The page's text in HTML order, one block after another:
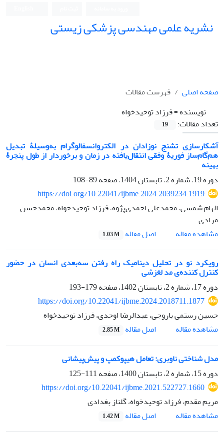
نشریه علمی مهندسی پزشکی زیستی
صفحه اصلی
فهرست مقالات
نویسنده =فرزاد توحیدخواه
تعداد مقالات:
19
آشکارسازی تشنج نوزادان در الکتروانسفالوگرام به‌وسیلۀ تبدیل
هم‌گام‌ساز فوریۀ وفقی انتقال‌یافته در زمان و برخوردار از طول پنجرۀ
بهینه
دوره 19، شماره 2، تابستان 1404، صفحه
89-108
https://doi.org/10.22041/ijbme.2024.2039234.1919
الهام شمسی، محمدعلی احمدی‌پژوه، فرزاد توحیدخواه، محمدحسن
مرادی
مشاهده مقاله
اصل مقاله 1.03 M
رویکرد نو در تحلیل دینامیک راه رفتن سه‌بعدی انسان در حضور
کنترل کننده‌ی مد لغزشی
دوره 17، شماره 2، تابستان 1402، صفحه
179-193
https://doi.org/10.22041/ijbme.2024.2018711.1877
حسین رستمی باروجی، عبدالرضا اوحدی، فرزاد توحیدخواه
مشاهده مقاله
اصل مقاله 2.85 M
مدل شناختی ناوبری: تعامل هیپوکمپ و پیش‌پیشانی
دوره 15، شماره 2، تابستان 1400، صفحه
111-125
https://doi.org/10.22041/ijbme.2021.522727.1660
مریم مقدم، فرزاد توحیدخواه، گلناز بغدادی
مشاهده مقاله
اصل مقاله 1.42 M